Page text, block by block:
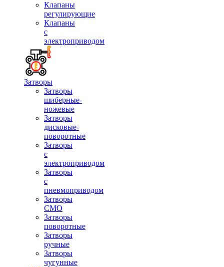
Клапаны
регулирующие
Клапаны
с
электроприводом
Затворы
Затворы
шиберные-
ножевые
Затворы
дисковые-
поворотные
Затворы
с
электроприводом
Затворы
с
пневмоприводом
Затворы
СМО
Затворы
поворотные
Затворы
ручные
Затворы
чугунные